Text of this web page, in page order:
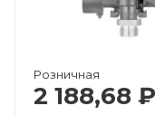
Розничная
2 188,68 ₽